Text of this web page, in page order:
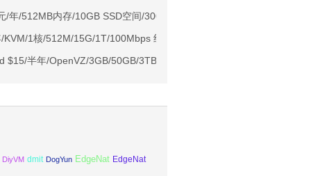
6TB流量/10Gbps端口/KVM/洛杉矶
起
九折
/年/512MB内存/10GB SSD空间/300GB流量/150Mbps端口/KVM/洛杉
1核/512M/15G/1T/100Mbps 纽约
$15/半年/OpenVZ/3GB/50GB/3TB 洛杉矶
DiyVM dmit DogYun EdgeNat EdgeNat